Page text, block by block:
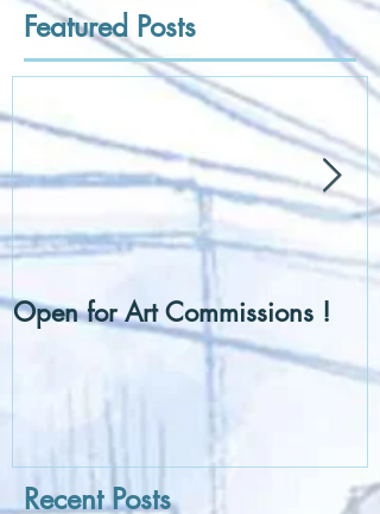
Featured Posts
Open for Art Commissions !
Recent Posts